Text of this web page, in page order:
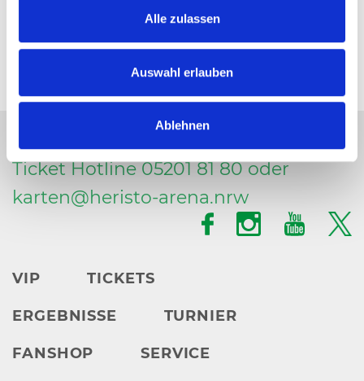
Alle zulassen
Auswahl erlauben
Ablehnen
WORTMANN OPEN/Breakpoint Images
Ticket Hotline 05201 81 80 oder
karten@heristo-arena.nrw
VIP TICKETS
ERGEBNISSE TURNIER
FANSHOP SERVICE